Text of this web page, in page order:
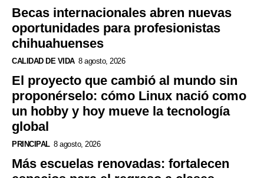
Becas internacionales abren nuevas
oportunidades para profesionistas
chihuahuenses
CALIDAD DE VIDA 8 agosto, 2026
El proyecto que cambió al mundo sin
proponérselo: cómo Linux nació como
un hobby y hoy mueve la tecnología
global
PRINCIPAL 8 agosto, 2026
Más escuelas renovadas: fortalecen